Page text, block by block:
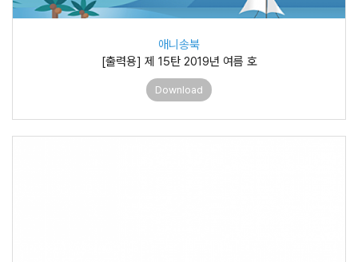
애니송북
[출력용] 제 15탄 2019년 여름 호
Download